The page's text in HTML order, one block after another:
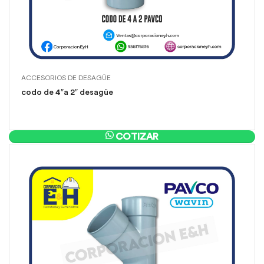
ACCESORIOS DE DESAGÜE
codo de 4″a 2″ desagüe
COTIZAR